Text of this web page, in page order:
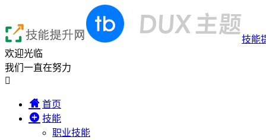
技能
欢迎光临
我们一直在努力

首页
技能
职业技能